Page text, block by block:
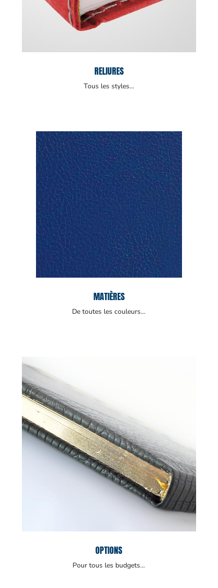
RELIURES
Tous les styles…
MATIÈRES
De toutes les couleurs…
OPTIONS
Pour tous les budgets…